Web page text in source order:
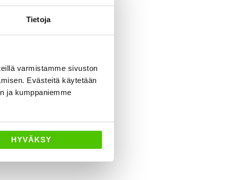
Tietoja
varmistamme sivuston
Evästeitä käytetään
ja kumppaniemme
HYVÄKSY